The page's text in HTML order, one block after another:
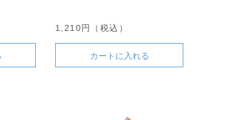
1,210円（税込）
カートに入れる